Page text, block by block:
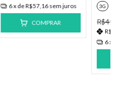
6x deR$57,16sem juros
COMPRAR
3G
6x